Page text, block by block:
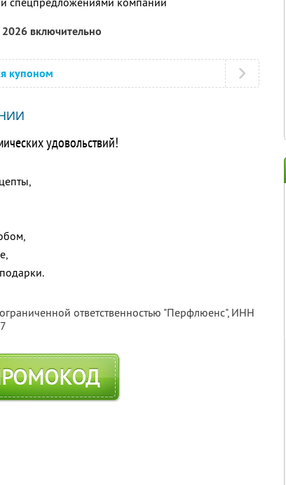
2026 включительно
купоном
удовольствий!
ответственностью "Перфлюенс", ИНН